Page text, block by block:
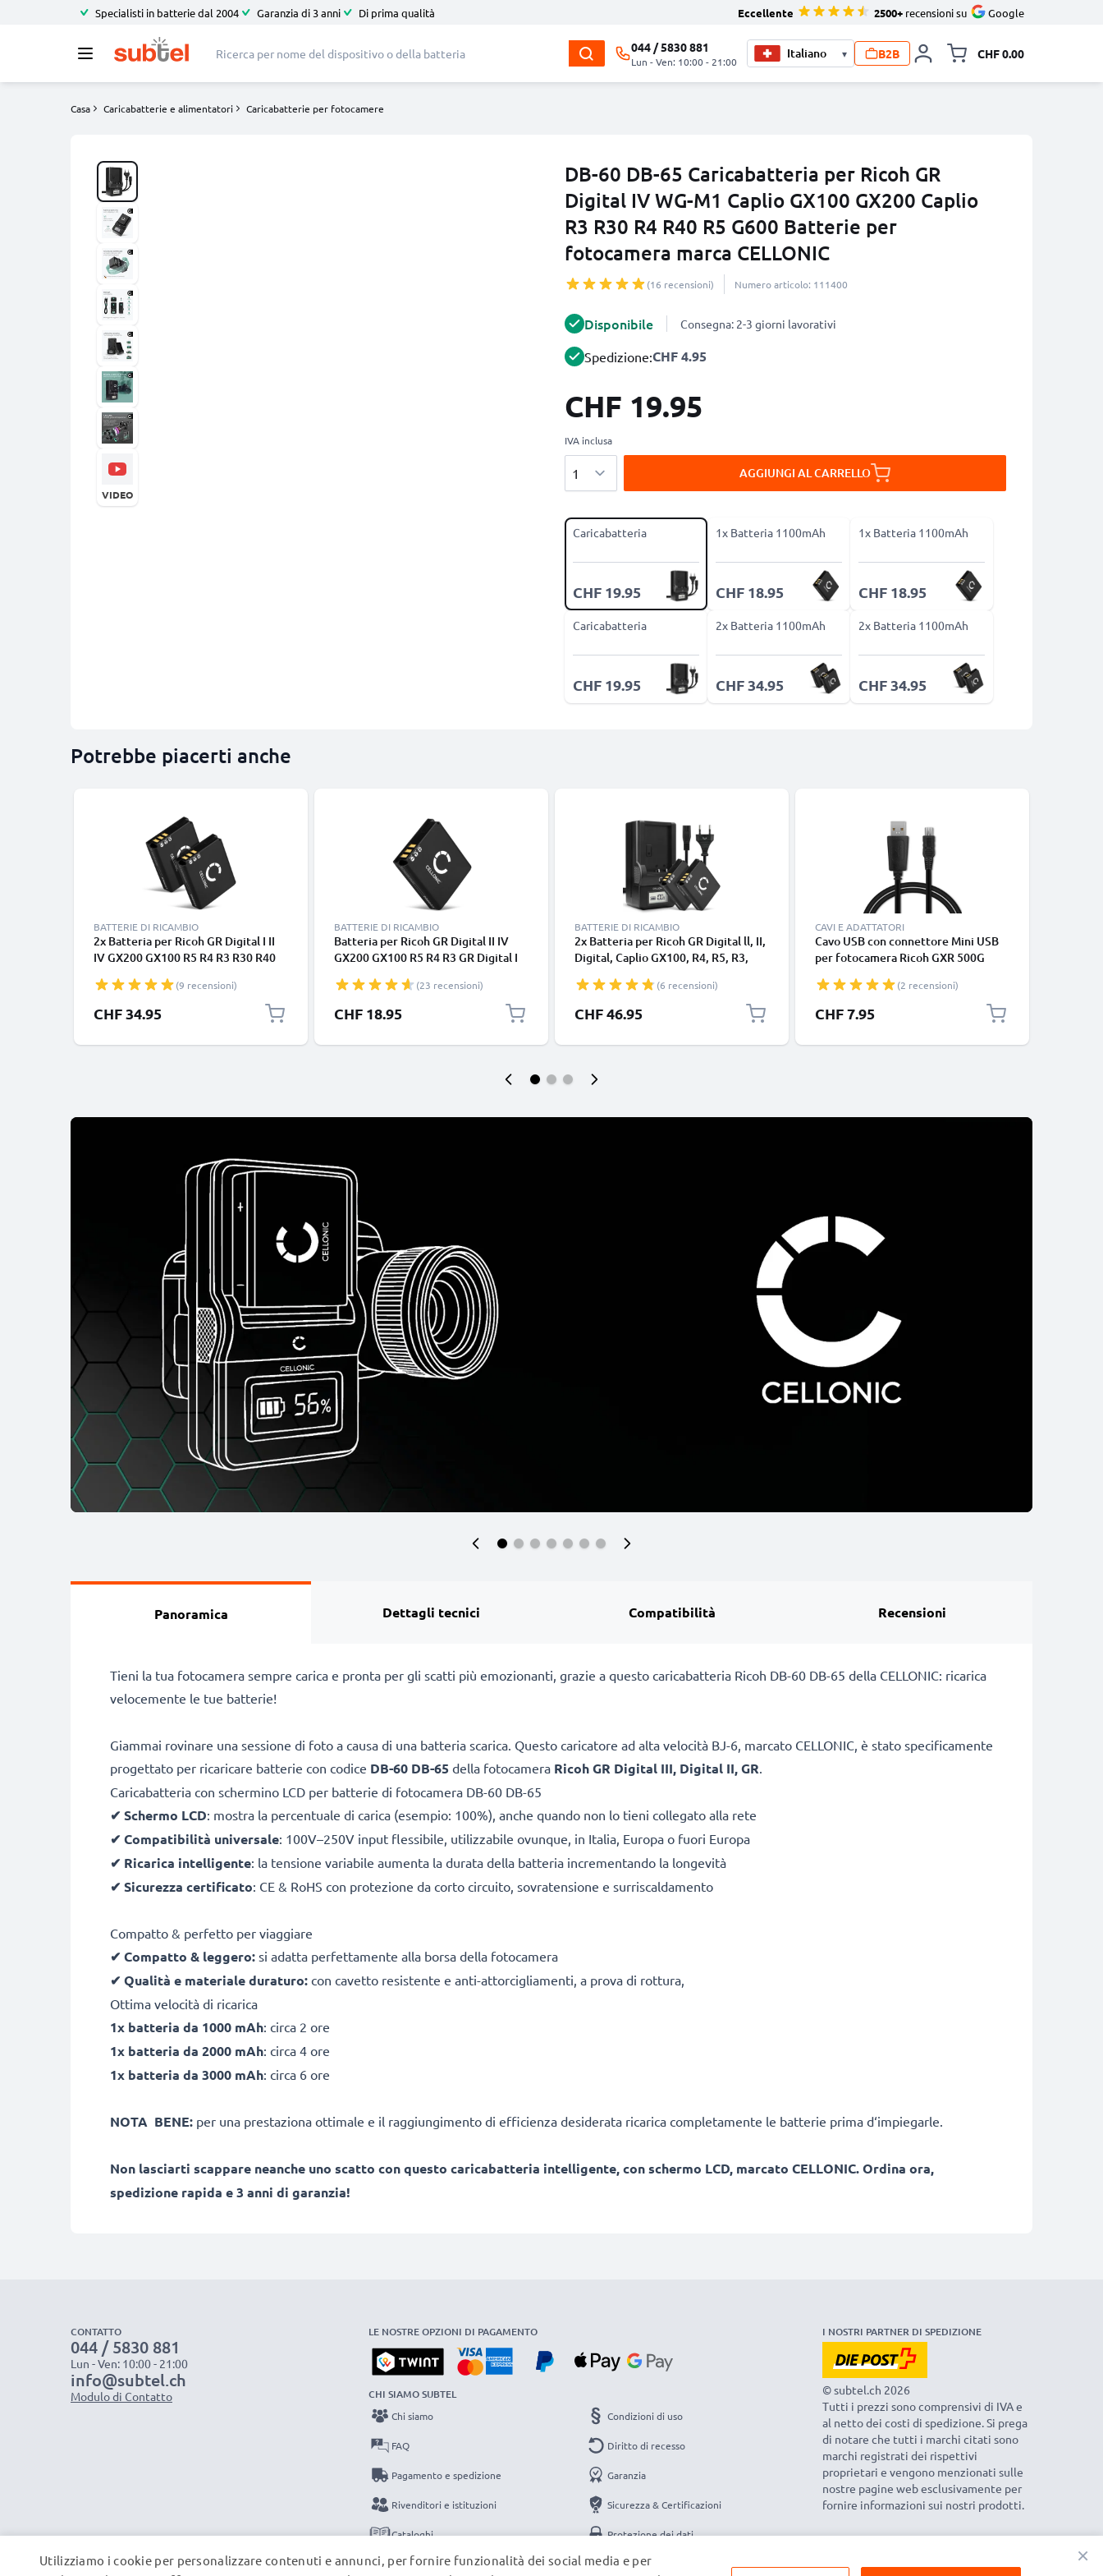
Specialisti in batterie dal 2004 Garanzia di 3 anni Di prima qualità Eccellente 2500+ recensioni su Google
044 / 5830 881
Lun - Ven: 10:00 - 21:00
▾ B2B CHF 0.00
Casa Caricabatterie e alimentatori Caricabatterie per fotocamere
DB-60 DB-65 Caricabatteria per Ricoh GR
Digital IV WG-M1 Caplio GX100 GX200 Caplio
R3 R30 R4 R40 R5 G600 Batterie per
fotocamera marca CELLONIC
(16 recensioni) Numero articolo: 111400
VIDEO
Disponibile Consegna: 2-3 giorni lavorativi
Spedizione:CHF 4.95
CHF 19.95
IVA inclusa
AGGIUNGI AL CARRELLO
Caricabatteria
CHF 19.95
1x Batteria 1100mAh
CHF 18.95
1x Batteria 1100mAh
CHF 18.95
Caricabatteria
CHF 19.95
2x Batteria 1100mAh
CHF 34.95
2x Batteria 1100mAh
CHF 34.95
Potrebbe piacerti anche
BATTERIE DI RICAMBIO
2x Batteria per Ricoh GR Digital I II
IV GX200 GX100 R5 R4 R3 R30 R40
CELLONIC, ricambi di lunga durata
per macchine fotografiche e
videocamere
(9 recensioni)
CHF 34.95
BATTERIE DI RICAMBIO
Batteria per Ricoh GR Digital II IV
GX200 GX100 R5 R4 R3 GR Digital I
CELLONIC, ricambi di lunga durata
per macchine fotografiche e
videocamere
(23 recensioni)
CHF 18.95
BATTERIE DI RICAMBIO
2x Batteria per Ricoh GR Digital ll, II,
Digital, Caplio GX100, R4, R5, R3,
M1 - DB-60 DB-65 1100mAh +
Caricabatteria di Ricambio
sostituzione scorta
(6 recensioni)
CHF 46.95
CAVI E ADATTATORI
Cavo USB con connettore Mini USB
per fotocamera Ricoh GXR 500G
CX3 CX2 CX1 G600 G700 R1 R1s R2
R3 R5 R6 R7 R8 R10 Filo lungo 1m
ricarica 1A cavetto dati in piacevole
(2 recensioni)
CHF 7.95
Panoramica Dettagli tecnici Compatibilità Recensioni
Tieni la tua fotocamera sempre carica e pronta per gli scatti più emozionanti, grazie a questo caricabatteria Ricoh DB-60 DB-65 della CELLONIC: ricarica
velocemente le tue batterie!
Giammai rovinare una sessione di foto a causa di una batteria scarica. Questo caricatore ad alta velocità BJ-6, marcato CELLONIC, è stato specificamente
progettato per ricaricare batterie con codice DB-60 DB-65 della fotocamera Ricoh GR Digital III, Digital II, GR
Caricabatteria con schermino LCD per batterie di fotocamera DB-60 DB-65
✔ Schermo LCD: mostra la percentuale di carica (esempio: 100%), anche quando non lo tieni collegato alla rete
✔ Compatibilità universale: 100V–250V input flessibile, utilizzabile ovunque, in Italia, Europa o fuori Europa
✔ Ricarica intelligente: la tensione variabile aumenta la durata della batteria incrementando la longevità
✔ Sicurezza certificato: CE & RoHS con protezione da corto circuito, sovratensione e surriscaldamento
Compatto & perfetto per viaggiare
✔ Compatto & leggero: si adatta perfettamente alla borsa della fotocamera
✔ Qualità e materiale duraturo: con cavetto resistente e anti-attorcigliamenti, a prova di rottura,
Ottima velocità di ricarica
1x batteria da 1000 mAh: circa 2 ore
1x batteria da 2000 mAh: circa 4 ore
1x batteria da 3000 mAh: circa 6 ore
NOTA BENE: per una prestaziona ottimale e il raggiungimento di efficienza desiderata ricarica completamente le batterie prima d‘impiegarle.
Non lasciarti scappare neanche uno scatto con questo caricabatteria intelligente, con schermo LCD, marcato CELLONIC. Ordina ora,
spedizione rapida e 3 anni di garanzia!
CONTATTO
044 / 5830 881
Lun - Ven: 10:00 - 21:00
info@subtel.ch
Modulo di Contatto
LE NOSTRE OPZIONI DI PAGAMENTO
CHI SIAMO SUBTEL
Chi siamo
FAQ
Pagamento e spedizione
Rivenditori e istituzioni
Cataloghi
Contatti
Condizioni di uso
Diritto di recesso
Garanzia
Sicurezza & Certificazioni
Protezione dei dati
Note legali
I NOSTRI PARTNER DI SPEDIZIONE
© subtel.ch 2026
Tutti i prezzi sono comprensivi di IVA e
al netto dei costi di spedizione. Si prega
di notare che tutti i marchi citati sono
marchi registrati dei rispettivi
proprietari e vengono menzionati sulle
nostre pagine web esclusivamente per
fornire informazioni sui nostri prodotti.
×
Utilizziamo i cookie per personalizzare contenuti e annunci, per fornire funzionalità dei social media e per